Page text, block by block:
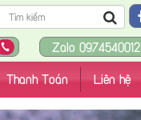
Zalo 0974540012
Thanh Toán Liên hệ